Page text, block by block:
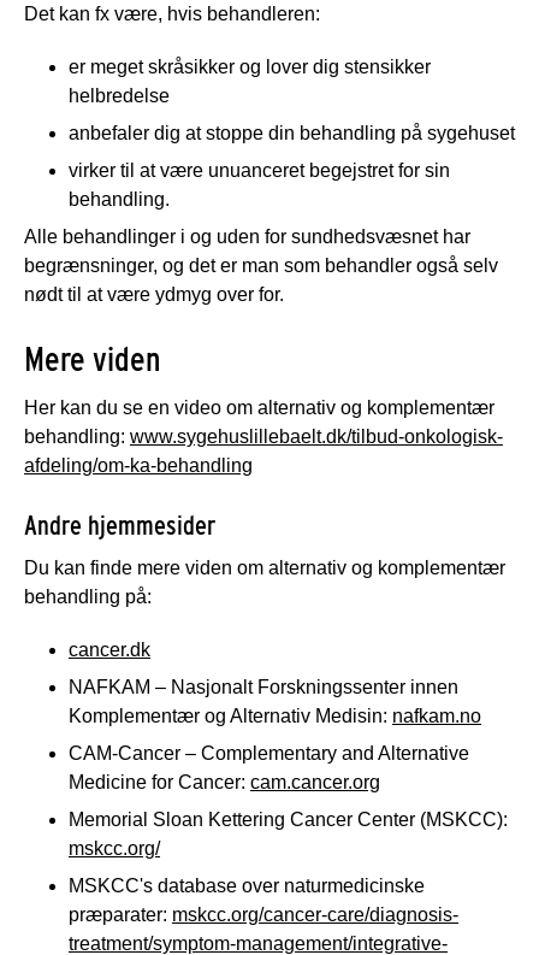
Det kan fx være, hvis behandleren:
er meget skråsikker og lover dig stensikker
helbredelse
anbefaler dig at stoppe din behandling på sygehuset
virker til at være unuanceret begejstret for sin
behandling.
Alle behandlinger i og uden for sundhedsvæsnet har
begrænsninger, og det er man som behandler også selv
nødt til at være ydmyg over for.
Mere viden
Her kan du se en video om alternativ og komplementær
behandling: www.sygehuslillebaelt.dk/tilbud-onkologisk-
afdeling/om-ka-behandling
Andre hjemmesider
Du kan finde mere viden om alternativ og komplementær
behandling på:
cancer.dk
NAFKAM – Nasjonalt Forskningssenter innen
Komplementær og Alternativ Medisin: nafkam.no
CAM-Cancer – Complementary and Alternative
Medicine for Cancer: cam.cancer.org
Memorial Sloan Kettering Cancer Center (MSKCC):
mskcc.org/
MSKCC's database over naturmedicinske
præparater: mskcc.org/cancer-care/diagnosis-
treatment/symptom-management/integrative-